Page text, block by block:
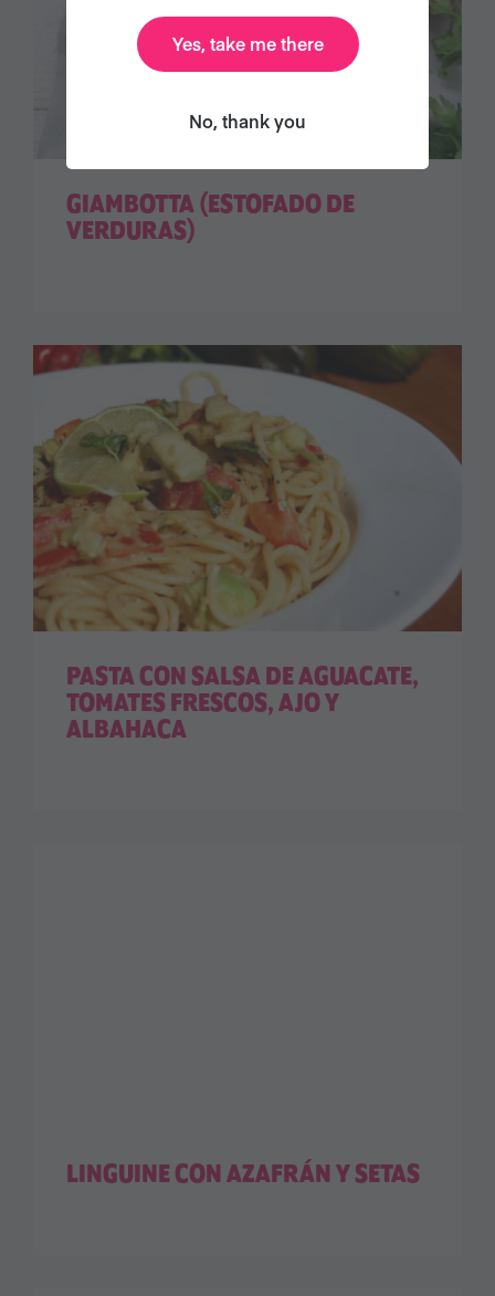
GIAMBOTTA (ESTOFADO DE
VERDURAS)
PASTA CON SALSA DE AGUACATE,
TOMATES FRESCOS, AJO Y
ALBAHACA
LINGUINE CON AZAFRÁN Y SETAS
Yes, take me there
No, thank you